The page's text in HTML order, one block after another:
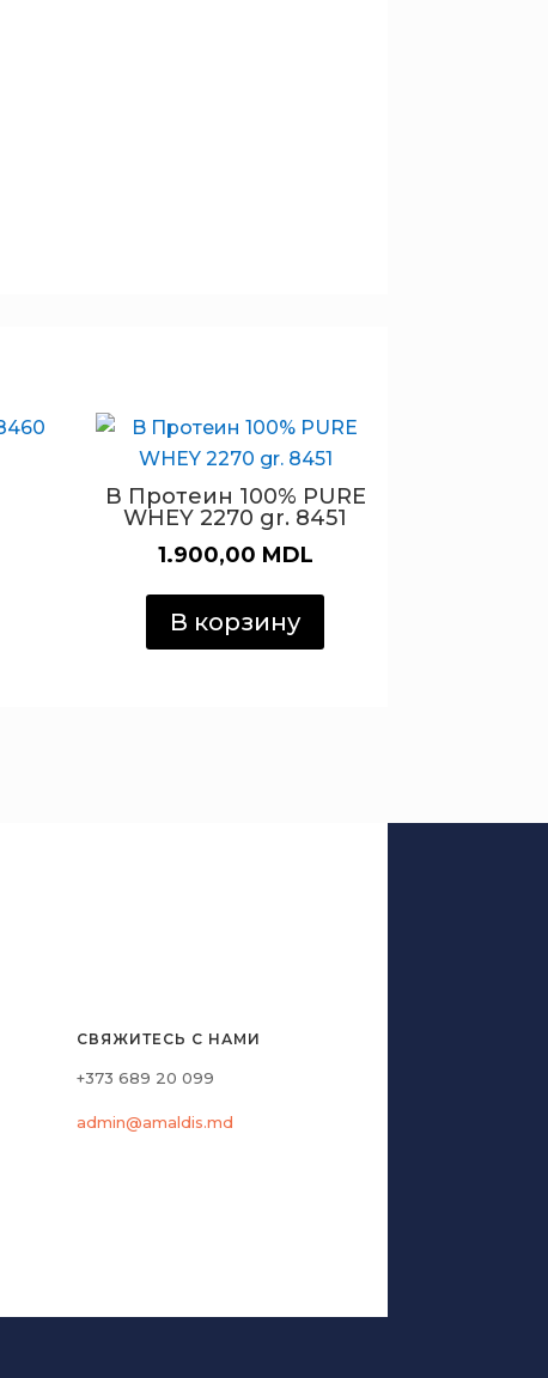
B Протеин 100% PURE
WHEY 2270 gr. 8451
1.900,00 MDL
В корзину
СВЯЖИТЕСЬ С НАМИ
+373 689 20 099
admin@amaldis.md